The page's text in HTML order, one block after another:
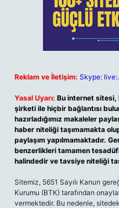
Reklam ve İletişim: Skype:
Yasal Uyarı: Bu internet sitesi,
şirketi ile hiçbir bağlantısı
hazırladığımız makaleler
haber niteliği taşımamakta
paylaşım yapılmamaktadır.
benzerlikleri tamamen
halindedir ve tavsiye niteliği
Sitemiz, 5651 Sayılı Kanun
Kurumu (BTK) tarafından
vermektedir. Bu nedenle,